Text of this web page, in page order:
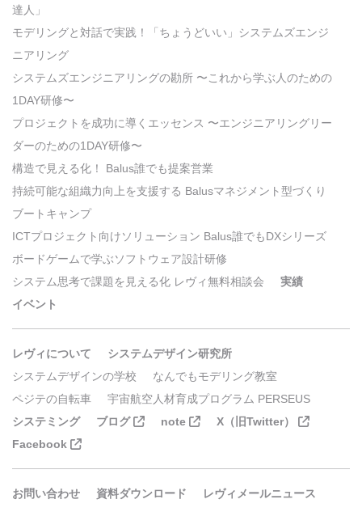
達人」
モデリングと対話で実践！「ちょうどいい」システムズエンジ
ニアリング
システムズエンジニアリングの勘所 〜これから学ぶ人のための
1DAY研修〜
プロジェクトを成功に導くエッセンス 〜エンジニアリングリー
ダーのための1DAY研修〜
構造で見える化！ Balus誰でも提案営業
持続可能な組織力向上を支援する Balusマネジメント型づくり
ブートキャンプ
ICTプロジェクト向けソリューション Balus誰でもDXシリーズ
ボードゲームで学ぶソフトウェア設計研修
システム思考で課題を見える化 レヴィ無料相談会
実績
イベント
レヴィについて
システムデザイン研究所
システムデザインの学校
なんでもモデリング教室
ペジテの自転車
宇宙航空人材育成プログラム PERSEUS
システミング
ブログ note
X（旧Twitter）
Facebook
お問い合わせ 資料ダウンロード
レヴィメールニュース